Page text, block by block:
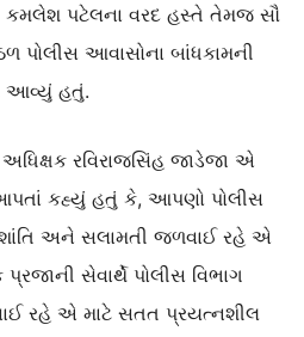
કમલેશ પટેલના વરદ હસ્તે તેમજ સૌ
પોલીસ આવાસોના બાંધકામની
આવ્યું હતું.
રવિરાજસિંહ જાડેજા એ
કહ્યું હતું કે, આપણો પોલીસ
અને સલામતી જળવાઈ રહે એ
સેવાર્થે પોલીસ વિભાગ
રહે એ માટે સતત પ્રયત્નશીલ